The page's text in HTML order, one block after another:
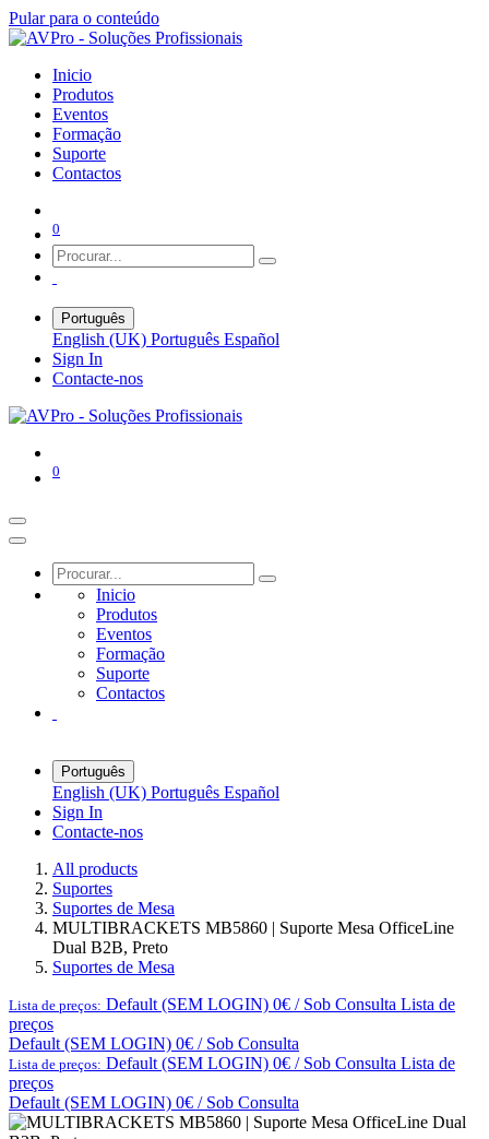
Pular para o conteúdo
Inicio
Produtos
Eventos
Formação
Suporte
Contactos
0
Português
English (UK) Português Español
Sign In
Contacte-nos
0
Inicio
Produtos
Eventos
Formação
Suporte
Contactos
Português
English (UK) Português Español
Sign In
Contacte-nos
All products
Suportes
Suportes de Mesa
MULTIBRACKETS MB5860 | Suporte Mesa OfficeLine
Dual B2B, Preto
Suportes de Mesa
Lista de preços: Default (SEM LOGIN) 0€ / Sob Consulta Lista de
preços
Default (SEM LOGIN) 0€ / Sob Consulta
Lista de preços: Default (SEM LOGIN) 0€ / Sob Consulta Lista de
preços
Default (SEM LOGIN) 0€ / Sob Consulta